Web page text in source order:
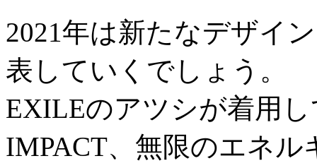
2021年は新たなデザイ
表していくでしょう。
EXILEのアツシが着用
IMPACT、無限のエネ